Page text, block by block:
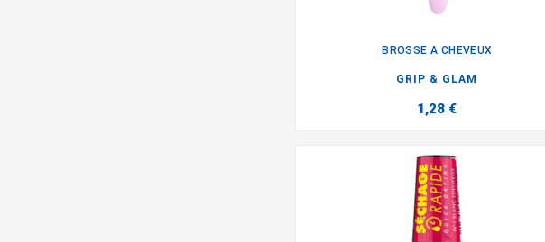
BROSSE A CHEVEUX
GRIP & GLAM
1,28 €